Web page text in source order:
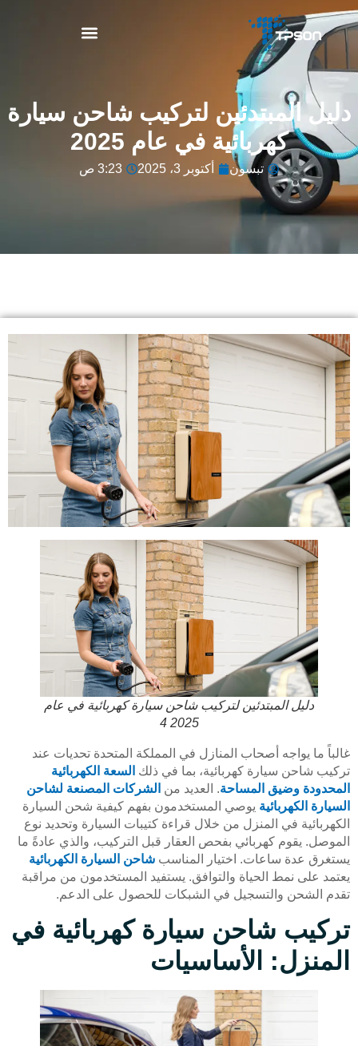
دليل المبتدئين لتركيب شاحن سيارة
كهربائية في عام 2025
تبسون أكتوبر 3، 2025 3:23 ص
دليل المبتدئين لتركيب شاحن سيارة كهربائية في عام
2025 4
غالباً ما يواجه أصحاب المنازل في المملكة المتحدة تحديات عند
تركيب شاحن سيارة كهربائية، بما في ذلك السعة الكهربائية
المحدودة وضيق المساحة. العديد من الشركات المصنعة لشاحن
السيارة الكهربائية يوصي المستخدمون بفهم كيفية شحن السيارة
الكهربائية في المنزل من خلال قراءة كتيبات السيارة وتحديد نوع
الموصل. يقوم كهربائي بفحص العقار قبل التركيب، والذي عادةً ما
يستغرق عدة ساعات. اختيار المناسب شاحن السيارة الكهربائية
يعتمد على نمط الحياة والتوافق. يستفيد المستخدمون من مراقبة
تقدم الشحن والتسجيل في الشبكات للحصول على الدعم.
تركيب شاحن سيارة كهربائية في
المنزل: الأساسيات